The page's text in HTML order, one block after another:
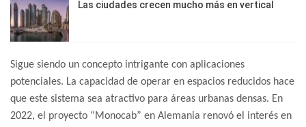
Las ciudades crecen mucho más en vertical
Sigue siendo un concepto intrigante con aplicaciones
potenciales. La capacidad de operar en espacios reducidos hace
que este sistema sea atractivo para áreas urbanas densas. En
2022, el proyecto “Monocab” en Alemania renovó el interés en